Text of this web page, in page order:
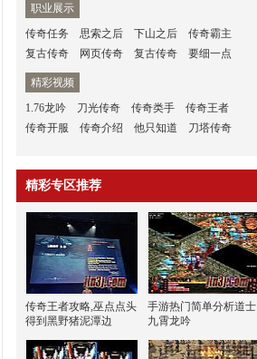
职业展示
传奇任务
思索之后 下山之后
传奇霸主
复古传奇
网页传奇 复古传奇 要细一点
精彩视频
1.76龙吟
刀光传奇 传奇类手
传奇王者
传奇开服
传奇介绍 他只知道 刀塔传奇
精彩专区推荐
传奇王者攻略,巫点点头
得到黑野猪泥潭边
手游热门简单分析道士
九霄龙吟